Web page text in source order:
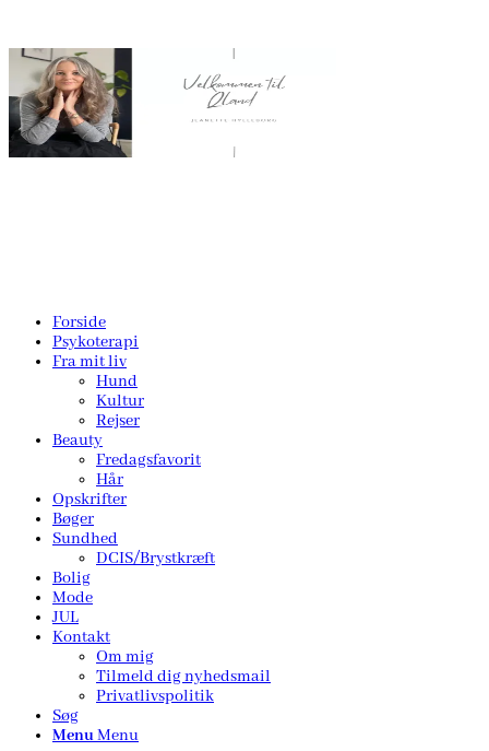
Forside
Psykoterapi
Fra mit liv
Hund
Kultur
Rejser
Beauty
Fredagsfavorit
Hår
Opskrifter
Bøger
Sundhed
DCIS/Brystkræft
Bolig
Mode
JUL
Kontakt
Om mig
Tilmeld dig nyhedsmail
Privatlivspolitik
Søg
MenuMenu